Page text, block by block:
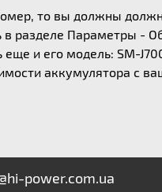
то вы должны
разделе Параметры -
и его модель: SM-
аккумулятора с
power.com.ua